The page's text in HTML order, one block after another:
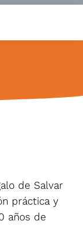
de Salvar
práctica y
años de